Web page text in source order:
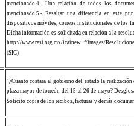
mencionado.4.- Una relación de todos los
mencionado.5.- Resaltar una diferencia en este
dispositivos móviles, correos institucionales de los
Dicha información es solicitada en relación a la
http://www.resi.org.mx/icainew_f/images/
(SIC)
"¿Cuanto costara al gobierno del estado la
plaza mayor de torreón del 15 al 26 de mayo?
Solicito copia de los recibos, facturas y demás